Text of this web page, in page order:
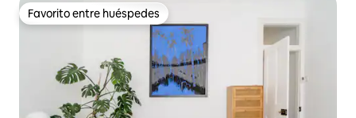
Favorito entre huéspedes
Favorito entre huéspedes